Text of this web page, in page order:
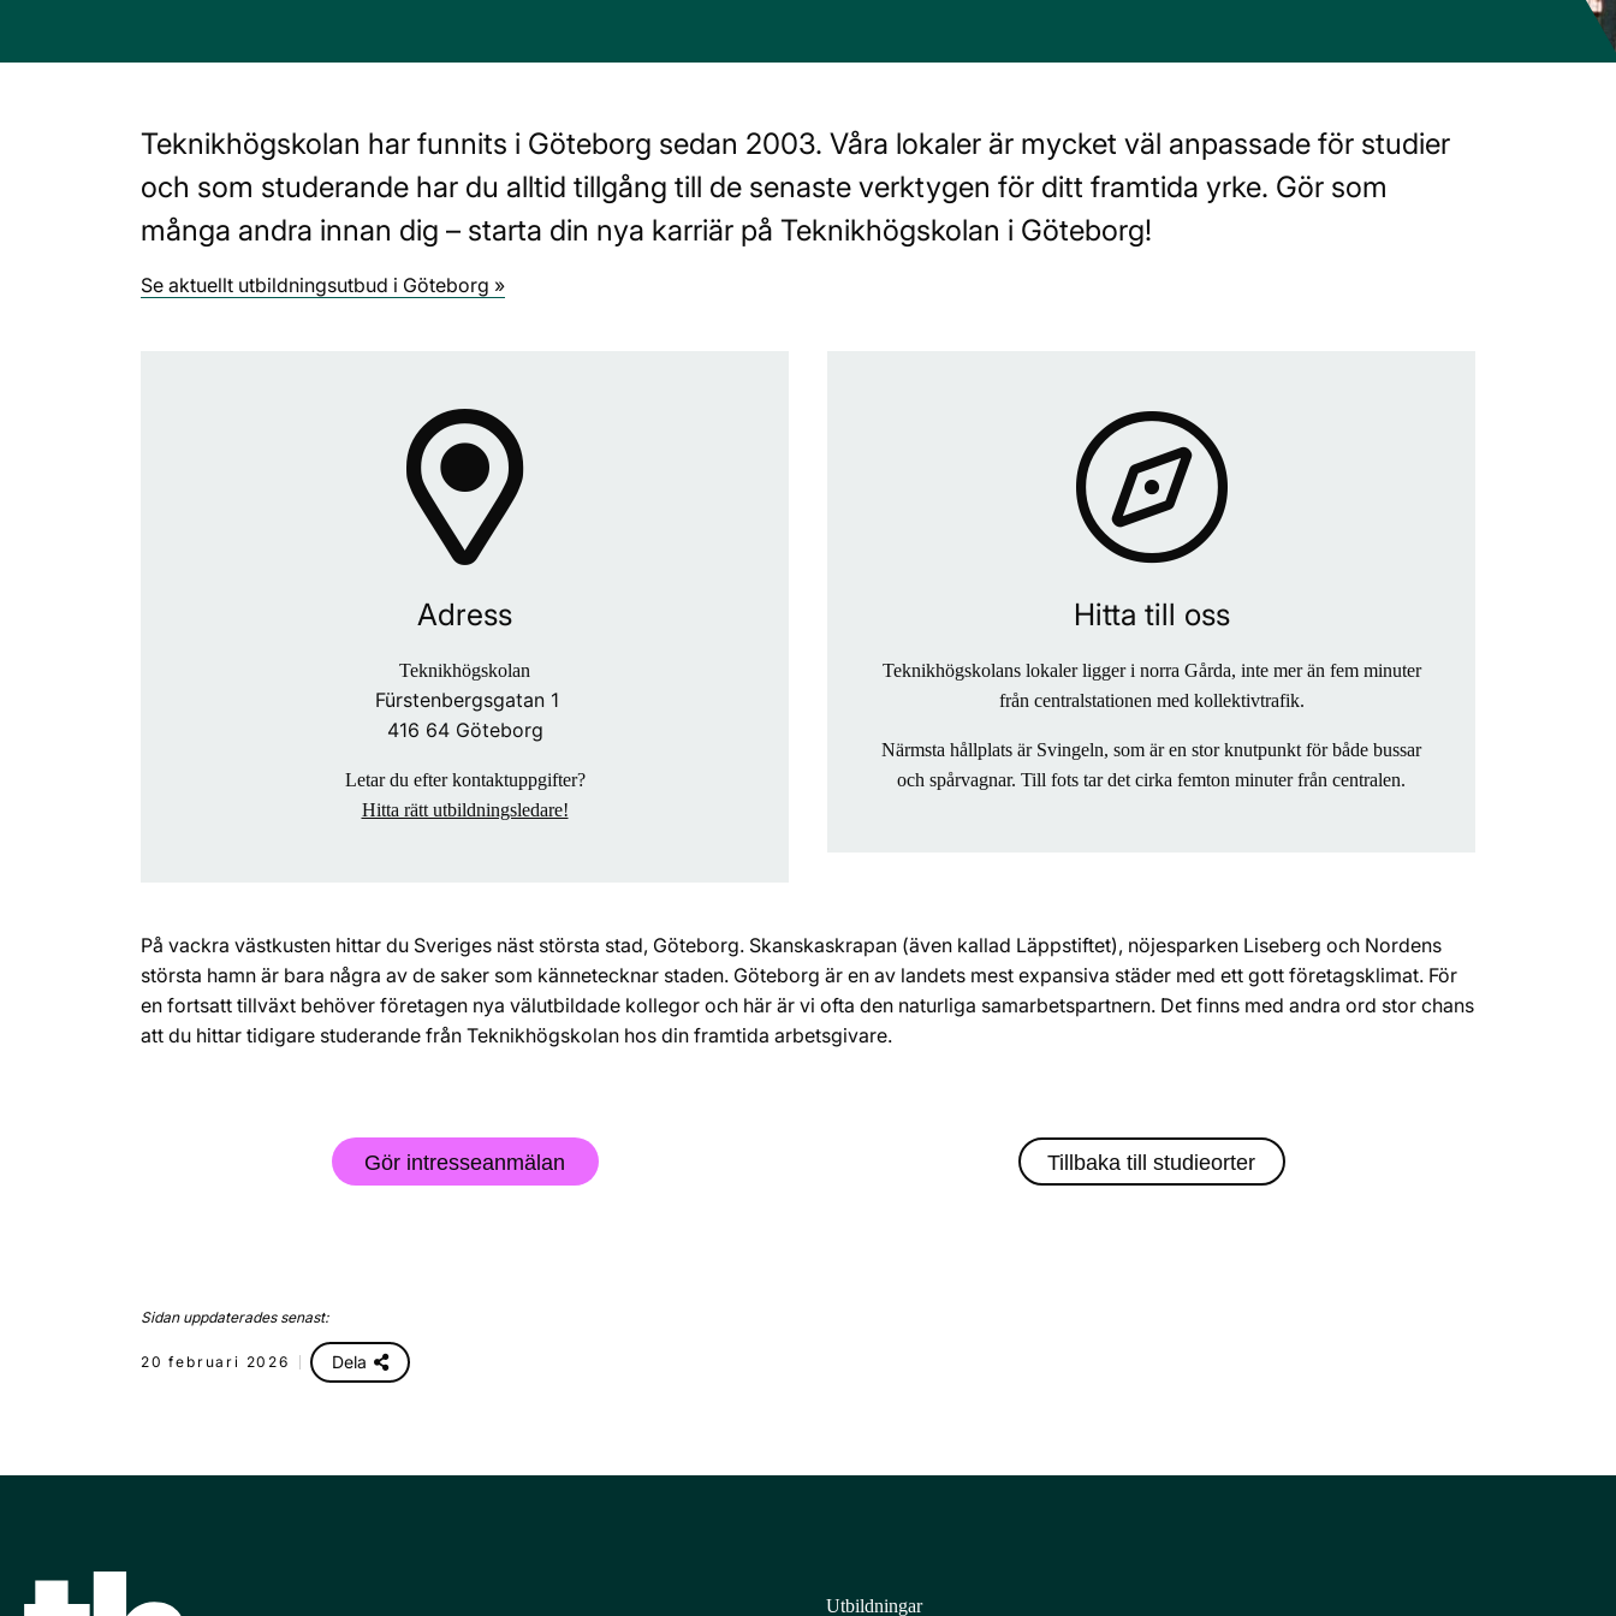
Teknikhögskolan har funnits i Göteborg sedan 2003. Våra lokaler är mycket väl anpassade för studier
och som studerande har du alltid tillgång till de senaste verktygen för ditt framtida yrke. Gör som
många andra innan dig – starta din nya karriär på Teknikhögskolan i Göteborg!
Se aktuellt utbildningsutbud i Göteborg »
Adress
Teknikhögskolan
Fürstenbergsgatan 1
416 64 Göteborg
Letar du efter kontaktuppgifter?
Hitta rätt utbildningsledare!
Hitta till oss
Teknikhögskolans lokaler ligger i norra Gårda, inte mer än fem minuter
från centralstationen med kollektivtrafik.
Närmsta hållplats är Svingeln, som är en stor knutpunkt för både bussar
och spårvagnar. Till fots tar det cirka femton minuter från centralen.
På vackra västkusten hittar du Sveriges näst största stad, Göteborg. Skanskaskrapan (även kallad Läppstiftet), nöjesparken Liseberg och Nordens
största hamn är bara några av de saker som kännetecknar staden. Göteborg är en av landets mest expansiva städer med ett gott företagsklimat. För
en fortsatt tillväxt behöver företagen nya välutbildade kollegor och här är vi ofta den naturliga samarbetspartnern. Det finns med andra ord stor chans
att du hittar tidigare studerande från Teknikhögskolan hos din framtida arbetsgivare.
Gör intresseanmälan Tillbaka till studieorter
Sidan uppdaterades senast:
20 februari 2026 Dela
Utbildningar